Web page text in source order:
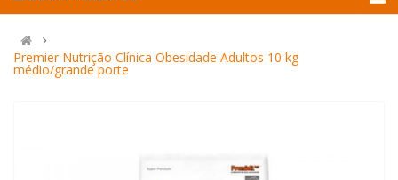
Premier Nutrição Clínica Obesidade Adultos 10 kg
médio/grande porte